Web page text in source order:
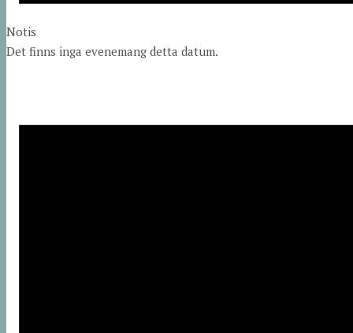
Notis
Det finns inga evenemang detta datum.